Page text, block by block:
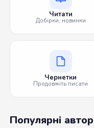
Читати
Добірки, новинки
Чернетки
Продовжіть писати
Популярні